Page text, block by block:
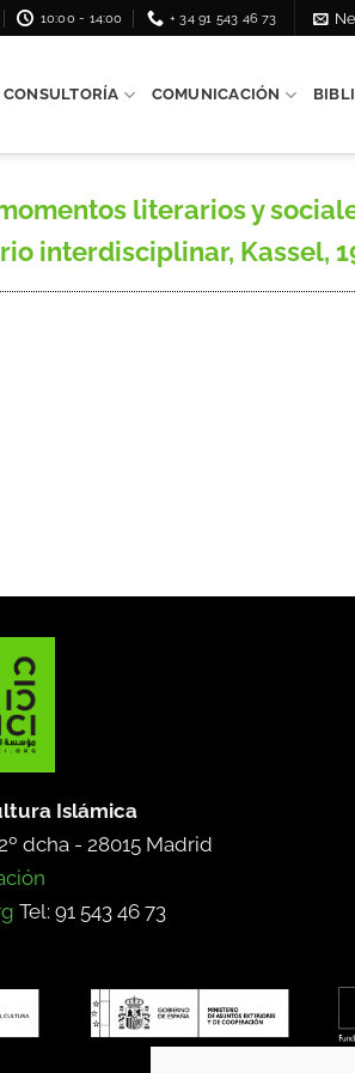
10:00 - 14:00 + 34 91 543 46 73
CONSULTORÍA COMUNICACIÓN
literarios y
interdisciplinar, Kassel,
Islámica
dcha - 28015 Madrid
Tel: 91 543 46 73